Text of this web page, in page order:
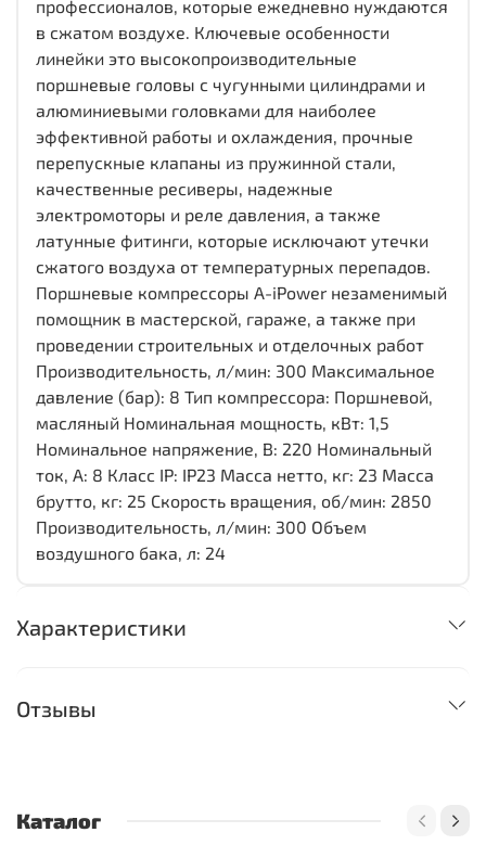
профессионалов, которые ежедневно нуждаются
в сжатом воздухе. Ключевые особенности
линейки это высокопроизводительные
поршневые головы с чугунными цилиндрами и
алюминиевыми головками для наиболее
эффективной работы и охлаждения, прочные
перепускные клапаны из пружинной стали,
качественные ресиверы, надежные
электромоторы и реле давления, а также
латунные фитинги, которые исключают утечки
сжатого воздуха от температурных перепадов.
Поршневые компрессоры A-iPower незаменимый
помощник в мастерской, гараже, а также при
проведении строительных и отделочных работ
Производительность, л/мин: 300 Максимальное
давление (бар): 8 Тип компрессора: Поршневой,
масляный Номинальная мощность, кВт: 1,5
Номинальное напряжение, В: 220 Номинальный
ток, А: 8 Класс IP: IP23 Масса нетто, кг: 23 Масса
брутто, кг: 25 Скорость вращения, об/мин: 2850
Производительность, л/мин: 300 Объем
воздушного бака, л: 24
Характеристики
Отзывы
Каталог